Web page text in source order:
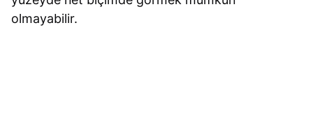
olmayabilir.